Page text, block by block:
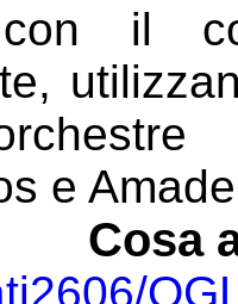
con il
e
Cosa